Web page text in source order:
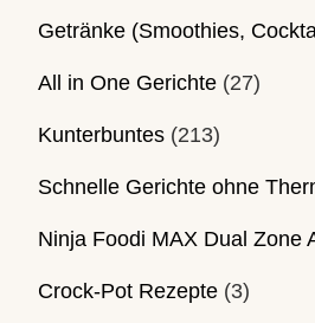
Getränke (Smoothies,
All in One Gerichte (27)
Kunterbuntes (213)
Schnelle Gerichte ohne
Ninja Foodi MAX Dual Zone
Crock-Pot Rezepte (3)